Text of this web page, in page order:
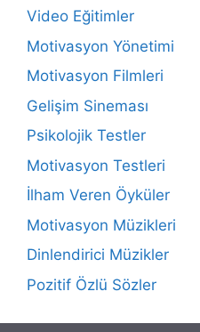
Video Eğitimler
Motivasyon Yönetimi
Motivasyon Filmleri
Gelişim Sineması
Psikolojik Testler
Motivasyon Testleri
İlham Veren Öyküler
Motivasyon Müzikleri
Dinlendirici Müzikler
Pozitif Özlü Sözler